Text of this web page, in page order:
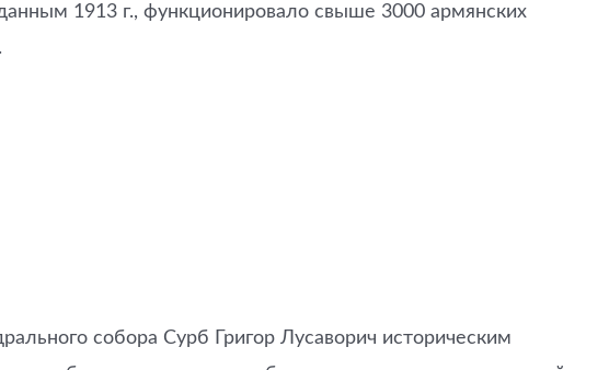
1913 г., функционировало свыше 3000 армянских
собора Сурб Григор Лусаворич историческим